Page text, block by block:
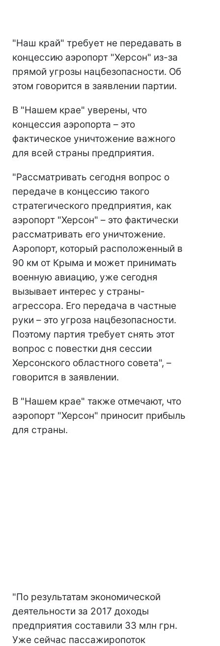
"Наш край" требует не передавать в
концессию аэропорт "Херсон" из-за
прямой угрозы нацбезопасности. Об
этом говорится в заявлении партии.
В "Нашем крае" уверены, что
концессия аэропорта – это
фактическое уничтожение важного
для всей страны предприятия.
"Рассматривать сегодня вопрос о
передаче в концессию такого
стратегического предприятия, как
аэропорт "Херсон" – это фактически
рассматривать его уничтожение.
Аэропорт, который расположенный в
90 км от Крыма и может принимать
военную авиацию, уже сегодня
вызывает интерес у страны-
агрессора. Его передача в частные
руки – это угроза нацбезопасности.
Поэтому партия требует снять этот
вопрос с повестки дня сессии
Херсонского областного совета", –
говорится в заявлении.
В "Нашем крае" также отмечают, что
аэропорт "Херсон" приносит прибыль
для страны.
"По результатам экономической
деятельности за 2017 доходы
предприятия составили 33 млн грн.
Уже сейчас пассажиропоток